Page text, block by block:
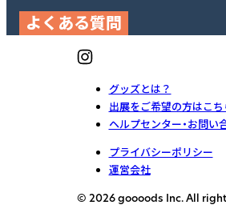
よくある質問
グッズとは？
出展をご希望の方はこち
ヘルプセンター・お問い
プライバシーポリシー
運営会社
© 2026 goooods Inc. All